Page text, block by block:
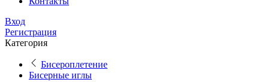
Вход
Регистрация
Категория
Бисероплетение
Бисерные иглы